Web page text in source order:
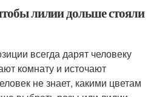
лилии дольше стояли
всегда дарят человеку
комнату и источают
не знает, какими цветам